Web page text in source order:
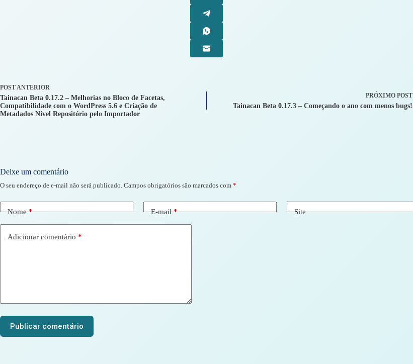
POSTANTERIOR
Tainacan Beta 0.17.2 – Melhorias no Bloco de Facetas,
Compatibilidade com o WordPress 5.6 e Criação de
Metadados Nível Repositório pelo Importador
PRÓXIMO POST
Tainacan Beta 0.17.3 – Começando o ano com menos bugs!
Deixe um comentário
O seu endereço de e-mail não será publicado. Campos obrigatórios são marcados com *
Nome* E-mail* Site
Adicionar comentário *
Publicar comentário